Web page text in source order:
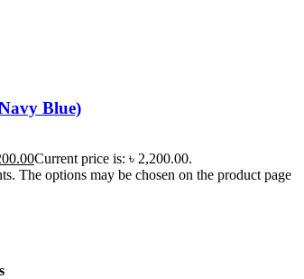
(Navy Blue)
Current price is: ৳ 2,200.00.
The options may be chosen on the product page